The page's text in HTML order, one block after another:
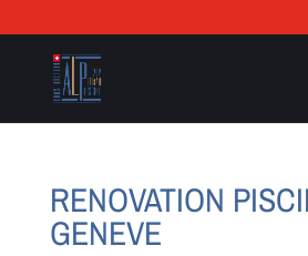
RENOVATION
GENEVE